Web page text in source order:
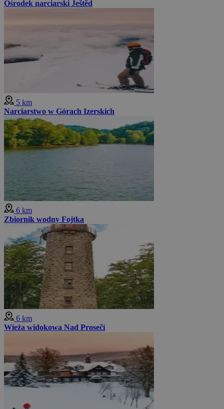
Ośrodek narciarski Ještěd
5 km
Narciarstwo w Górach Izerskich
6 km
Zbiornik wodny Fojtka
6 km
Wieża widokowa Nad Prosečí